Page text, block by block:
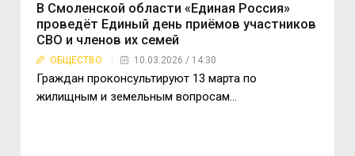
В Смоленской области «Единая Россия»
проведёт Единый день приёмов участников
СВО и членов их семей
ОБЩЕСТВО 10.03.2026 / 14:30
Граждан проконсультируют 13 марта по
жилищным и земельным вопросам...